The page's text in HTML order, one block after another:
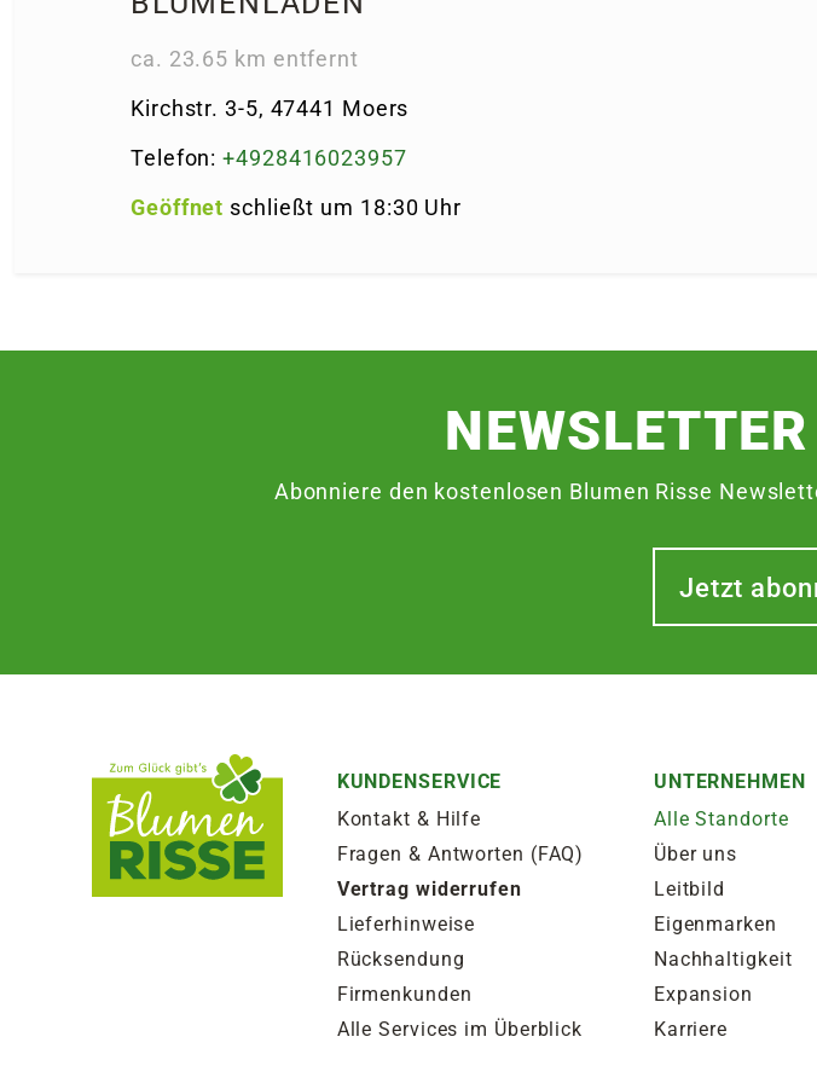
ca. 23.65 km entfernt
Kirchstr. 3-5, 47441 Moers
Telefon:+4928416023957
Geöffnet schließt um 18:30 Uhr
NEWSLETTER
Abonniere den kostenlosen Blumen Risse
Jetzt
KUNDENSERVICE
Kontakt & Hilfe
Fragen & Antworten (FAQ)
Vertrag widerrufen
Lieferhinweise
Rücksendung
Firmenkunden
Alle Services im Überblick
UNTERNEHMEN
Alle Standorte
Über uns
Leitbild
Eigenmarken
Nachhaltigkeit
Expansion
Karriere